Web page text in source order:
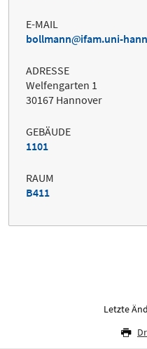
E-MAIL
bollmann
ifam.uni-
ADRESSE
Welfengarten 1
30167 Hannover
GEBÄUDE
1101
RAUM
B411
Letzte